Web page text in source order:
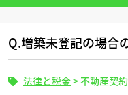
Q.増築未登記の場合
法律と税金>不動産契